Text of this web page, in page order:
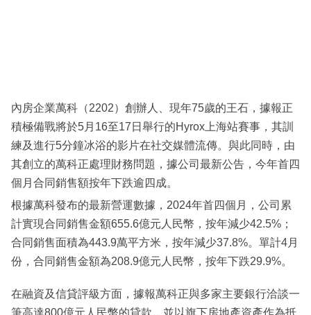
區
內房企業萬科（2202）創辦人、現年75歲的王石，據報正
積極備戰將於5月16至17日舉行的Hyrox上海站賽事，其訓
練及進行5分鐘冰浴的影片在社交媒體流傳。與此同時，由
其創立的萬科正處理財務問題，據公司最新公告，今年首四
個月合同銷售額按年下跌逾四成。
根據萬科發布的最新營運數據，2024年首四個月，公司累
計實現合同銷售金額655.6億元人民幣，按年減少42.5%；
合同銷售面積為443.9萬平方米，按年減少37.8%。單計4月
份，合同銷售金額為208.9億元人民幣，按年下跌29.9%。
在融資及信貸評級方面，據報萬科正與多家主要銀行洽談一
筆高達800億元人民幣的貸款，並以旗下房地產資產作為抵